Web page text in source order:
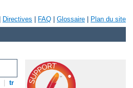
Directives FAQ Glossaire Plan du site
tr